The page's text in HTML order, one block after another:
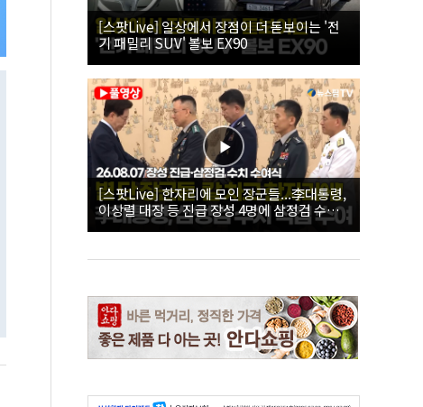
[스팟Live] 일상에서 장점이 더 돋보이는 '전
기 패밀리 SUV' 볼보 EX90
[스팟Live] 한자리에 모인 장군들...李대통령,
이상렬 대장 등 진급 장성 4명에 삼정검 수치
직접 수여｜26.08.07 장성 진급·삼정검 수치